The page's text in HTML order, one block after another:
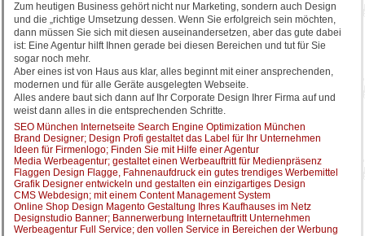
Zum heutigen Business gehört nicht nur Marketing, sondern auch Design
und die „richtige Umsetzung dessen. Wenn Sie erfolgreich sein möchten,
dann müssen Sie sich mit diesen auseinandersetzen, aber das gute dabei
ist: Eine Agentur hilft Ihnen gerade bei diesen Bereichen und tut für Sie
sogar noch mehr.
Aber eines ist von Haus aus klar, alles beginnt mit einer ansprechenden,
modernen und für alle Geräte ausgelegten Webseite.
Alles andere baut sich dann auf Ihr Corporate Design Ihrer Firma auf und
weist dann alles in die entsprechenden Schritte.
SEO München Internetseite Search Engine Optimization München
Brand Designer; Design Profi gestaltet das Label für Ihr Unternehmen
Ideen für Firmenlogo; Finden Sie mit Hilfe einer Agentur
Media Werbeagentur; gestaltet einen Werbeauftritt für Medienpräsenz
Flaggen Design Flagge, Fahnenaufdruck ein gutes trendiges Werbemittel
Grafik Designer entwickeln und gestalten ein einzigartiges Design
CMS Webdesign; mit einem Content Management System
Online Shop Design Magento Gestaltung Ihres Kaufhauses im Netz
Designstudio Banner; Bannerwerbung Internetauftritt Unternehmen
Werbeagentur Full Service; den vollen Service in Bereichen der Werbung